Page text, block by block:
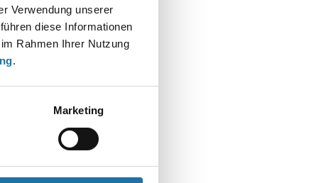
Verwendung unserer
diese Informationen
Rahmen Ihrer Nutzung
.
Marketing